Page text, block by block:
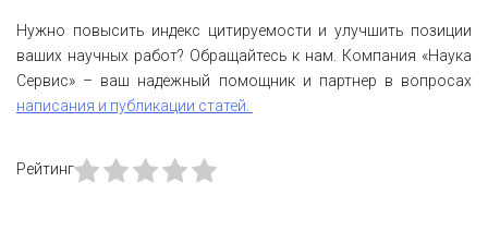
Нужно повысить индекс цитируемости и улучшить позиции
ваших научных работ? Обращайтесь к нам. Компания «Наука
Сервис» – ваш надежный помощник и партнер в вопросах
написания и публикации статей.
Рейтинг